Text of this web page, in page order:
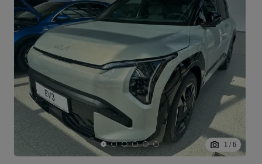
1 / 6